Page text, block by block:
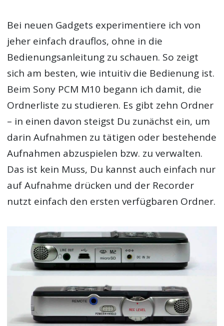
Bei neuen Gadgets experimentiere ich von
jeher einfach drauflos, ohne in die
Bedienungsanleitung zu schauen. So zeigt
sich am besten, wie intuitiv die Bedienung ist.
Beim Sony PCM M10 begann ich damit, die
Ordnerliste zu studieren. Es gibt zehn Ordner
– in einen davon steigst Du zunächst ein, um
darin Aufnahmen zu tätigen oder bestehende
Aufnahmen abzuspielen bzw. zu verwalten.
Das ist kein Muss, Du kannst auch einfach nur
auf Aufnahme drücken und der Recorder
nutzt einfach den ersten verfügbaren Ordner.